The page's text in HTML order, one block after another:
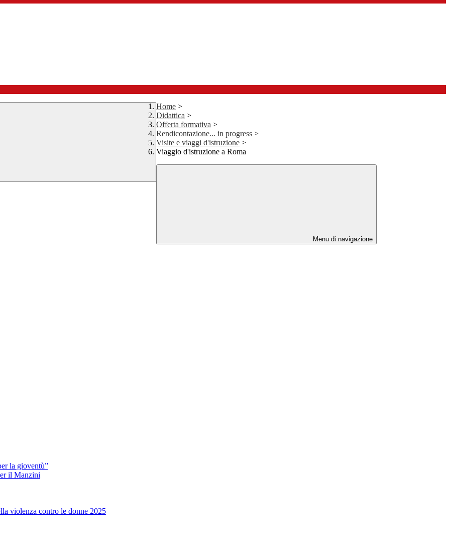
Home >
Didattica >
Offerta formativa >
Rendicontazione... in progress >
Visite e viaggi d'istruzione >
Viaggio d'istruzione a Roma
Menu di navigazione
la gioventù”
il Manzini
violenza contro le donne 2025